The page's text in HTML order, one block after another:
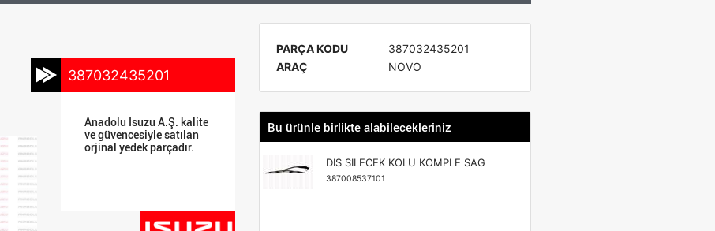
387032435201
Anadolu Isuzu A.Ş. kalite
ve güvencesiyle satılan
orjinal yedek parçadır.
PARÇA KODU
387032435201
ARAÇ
NOVO
Bu ürünle birlikte alabilecekleriniz
DIS SILECEK KOLU KOMPLE SAG
387008537101